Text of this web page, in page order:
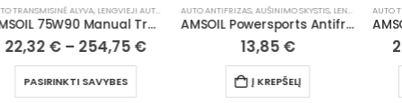
AUTO ANTIFRIZAS, AUŠINIMO SKYSTIS LENGVIEJI AUTOMOBILIAI
AMSOIL Powersports Antifreeze & Coolant | 1 qt
13,85€
Į KREPŠELĮ
AUTO TRANSMISINĖ ALYVA,LENGVIEJI AUTOMOBILIAI
AMSOIL Severe Gear® SAE 75W140 Synthetic Gear Lube
24,63€–
PASIRINKTI SAVYBES